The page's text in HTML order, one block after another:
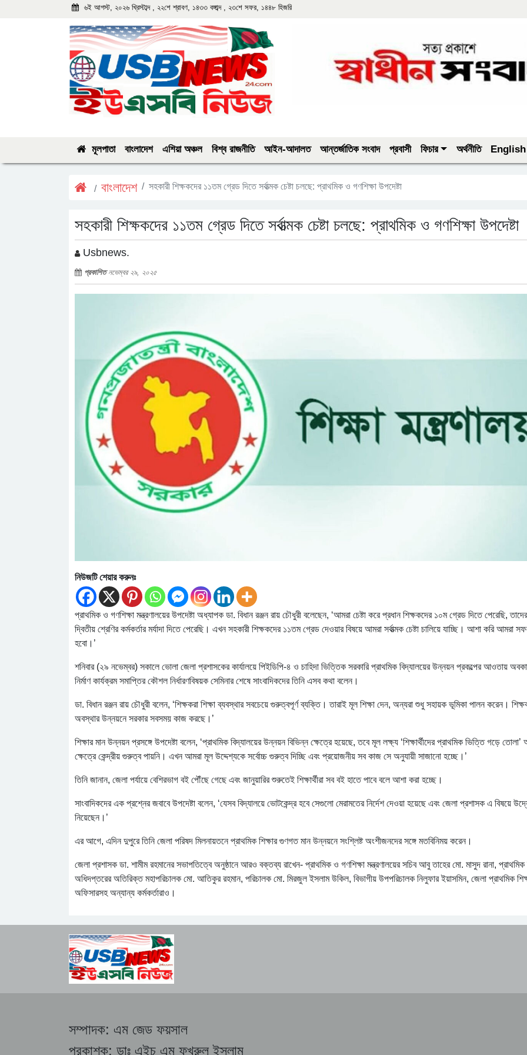
৬ই আগস্ট, ২০২৬ খ্রিস্টাব্দ , ২২শে শ্রাবণ, ১৪৩৩ বঙ্গাব্দ , ২৩শে সফর, ১৪৪৮ হিজরি
মূলপাতা বাংলাদেশ এশিয়া অঞ্চল বিশ্ব রাজনীতি আইন-আদালত আন্তর্জাতিক সংবাদ প্রবাসী ফিচার অর্থনীতি English
বাংলাদেশ সহকারী শিক্ষকদের ১১তম গ্রেড দিতে সর্বাত্মক চেষ্টা চলছে: প্রাথমিক ও গণশিক্ষা উপদেষ্টা
সহকারী শিক্ষকদের ১১তম গ্রেড দিতে সর্বাত্মক চেষ্টা চলছে: প্রাথমিক ও গণশিক্ষা উপদেষ্টা
Usbnews.
প্রকাশিতনভেম্বর ২৯, ২০২৫
নিউজটি শেয়ার করুনঃ
প্রাথমিক ও গণশিক্ষা মন্ত্রণালয়ের উপদেষ্টা অধ্যাপক ডা. বিধান রঞ্জন রায় চৌধুরী বলেছেন, ‘আমরা চেষ্টা করে প্রধান শিক্ষকদের ১০ম গ্রেড দিতে পেরেছি, তাদের
দ্বিতীয় শ্রেণির কর্মকর্তার মর্যাদা দিতে পেরেছি। এখন সহকারী শিক্ষকদের ১১তম গ্রেড দেওয়ার বিষয়ে আমরা সর্বাত্মক চেষ্টা চালিয়ে যাচ্ছি। আশা করি আমরা
হবো।’
শনিবার (২৯ নভেম্বর) সকালে ভোলা জেলা প্রশাসকের কার্যালয়ে পিইডিপি-৪ ও চাহিদা ভিত্তিক সরকারি প্রাথমিক বিদ্যালয়ের উন্নয়ন প্রকল্পের আওতায়
নির্মাণ কার্যক্রম সমাপ্তির কৌশল নির্ধারণবিষয়ক সেমিনার শেষে সাংবাদিকদের তিনি এসব কথা বলেন।
ডা. বিধান রঞ্জন রায় চৌধুরী বলেন, ‘শিক্ষকরা শিক্ষা ব্যবস্থার সবচেয়ে গুরুত্বপূর্ণ ব্যক্তি। তারাই মূল শিক্ষা দেন, অন্যরা শুধু সহায়ক ভূমিকা পালন করেন।
অবস্থার উন্নয়নে সরকার সবসময় কাজ করছে।’
শিক্ষার মান উন্নয়ন প্রসঙ্গে উপদেষ্টা বলেন, ‘প্রাথমিক বিদ্যালয়ের উন্নয়ন বিভিন্ন ক্ষেত্রে হয়েছে, তবে মূল লক্ষ্য ‘শিক্ষার্থীদের প্রাথমিক ভিত্তি গড়ে
ক্ষেত্রে কেন্দ্রীয় গুরুত্ব পায়নি। এখন আমরা মূল উদ্দেশ্যকে সর্বোচ্চ গুরুত্ব দিচ্ছি এবং প্রয়োজনীয় সব কাজ সে অনুযায়ী সাজানো হচ্ছে।’
তিনি জানান, জেলা পর্যায়ে বেশিরভাগ বই পৌঁছে গেছে এবং জানুয়ারির শুরুতেই শিক্ষার্থীরা সব বই হাতে পাবে বলে আশা করা হচ্ছে।
সাংবাদিকদের এক প্রশ্নের জবাবে উপদেষ্টা বলেন, ‘যেসব বিদ্যালয়ে ভোটকেন্দ্র হবে সেগুলো মেরামতের নির্দেশ দেওয়া হয়েছে এবং জেলা প্রশাসক এ বিষয়ে
নিয়েছেন।’
এর আগে, এদিন দুপুরে তিনি জেলা পরিষদ মিলনায়তনে প্রাথমিক শিক্ষার গুণগত মান উন্নয়নে সংশ্লিষ্ট অংশীজনদের সঙ্গে মতবিনিময় করেন।
জেলা প্রশাসক ডা. শামীম রহমানের সভাপতিত্বে অনুষ্ঠানে আরও বক্তব্য রাখেন- প্রাথমিক ও গণশিক্ষা মন্ত্রণালয়ের সচিব আবু তাহের মো. মাসুদ রানা, প্রাথমিক
অধিদপ্তরের অতিরিক্ত মহাপরিচালক মো. আতিকুর রহমান, পরিচালক মো. মিরজুল ইসলাম উকিল, বিভাগীয় উপপরিচালক নিলুফার ইয়াসমিন, জেলা প্রাথমিক
অফিসারসহ অন্যান্য কর্মকর্তারাও।
সম্পাদক: এম জেড ফয়সাল
প্রকাশক: ডাঃ এইচ এম ফখরুল ইসলাম